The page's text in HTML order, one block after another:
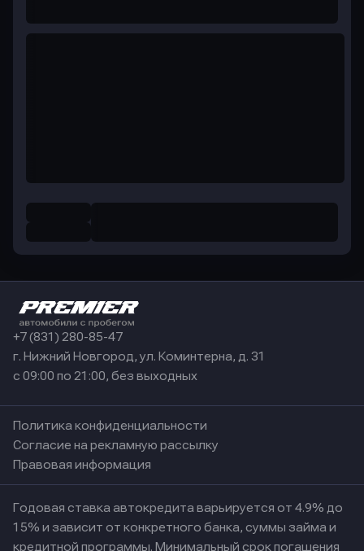
+7 (831) 280-85-47
г. Нижний Новгород, ул. Коминтерна, д. 31
с 09:00 по 21:00, без выходных
Политика конфиденциальности
Согласие на рекламную рассылку
Правовая информация
Годовая ставка автокредита варьируется от 4.9% до
15% и зависит от конкретного банка, суммы займа и
кредитной программы. Минимальный срок погашения